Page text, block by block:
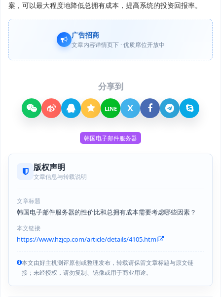
案，可以最大程度地降低总拥有成本，提高系统的投资回报率。
广告招商
文章内容详情页下 · 优质席位开放中
分享到
LINE X
韩国电子邮件服务器
版权声明
文章信息与转载说明
文章标题
韩国电子邮件服务器的性价比和总拥有成本需要考虑哪些因素？
本文链接
https://www.hzjcp.com/article/details/4105.html
本文由好主机测评原创或整理发布，转载请保留文章标题与原文链
接；未经授权，请勿复制、镜像或用于商业用途。